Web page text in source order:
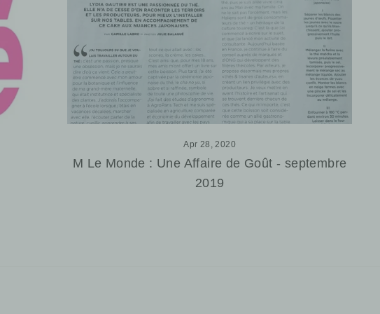
Apr 28, 2020
M Le Monde : Une Affaire de Goût - septembre
2019